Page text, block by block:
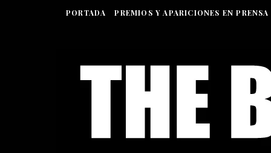
PORTADA PREMIOS Y APARICIONES EN PRENSA